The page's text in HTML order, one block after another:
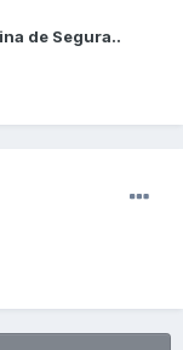
de Segura..